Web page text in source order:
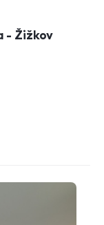
- Žižkov